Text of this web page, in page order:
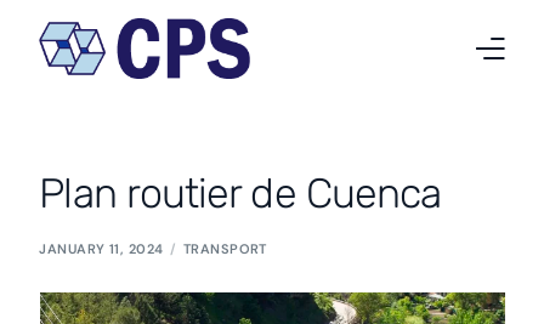
Plan routier de Cuenca
JANUARY 11, 2024 TRANSPORT
Nos activités